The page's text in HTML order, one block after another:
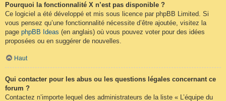
Pourquoi la fonctionnalité X n’est pas disponible ?
Ce logiciel a été développé et mis sous licence par phpBB Limited. Si
vous pensez qu’une fonctionnalité nécessite d’être ajoutée, visitez la
page phpBB Ideas (en anglais) où vous pouvez voter pour des idées
proposées ou en suggérer de nouvelles.
Haut
Qui contacter pour les abus ou les questions légales concernant ce
forum ?
Contactez n’importe lequel des administrateurs de la liste « L’équipe du